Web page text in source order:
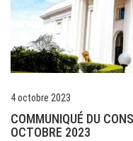
4 octobre 2023
COMMUNIQUÉ DU
OCTOBRE 2023